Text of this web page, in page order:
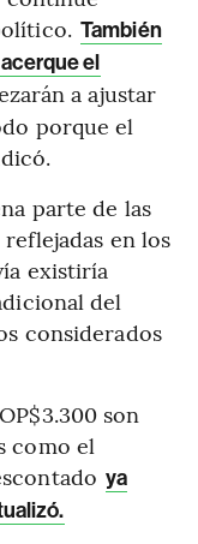
También
el
a ajustar
porque el
parte de las
en los
existiría
del
considerados
son
como el
ya